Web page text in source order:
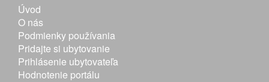
Úvod
O nás
Podmienky používania
Pridajte si ubytovanie
Prihlásenie ubytovateľa
Hodnotenie portálu